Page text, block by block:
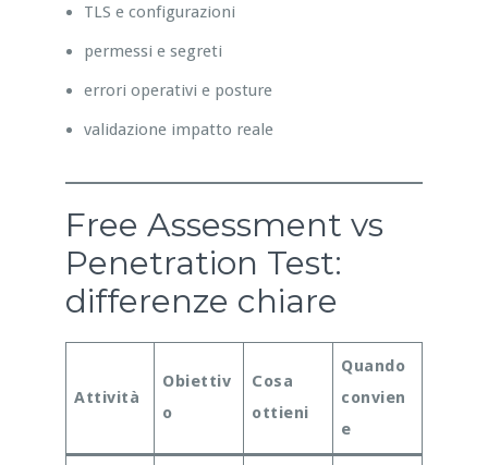
TLS e configurazioni
permessi e segreti
errori operativi e posture
validazione impatto reale
Free Assessment vs
Penetration Test:
differenze chiare
Attività
Obiettiv
o
Cosa
ottieni
Quando
convien
e